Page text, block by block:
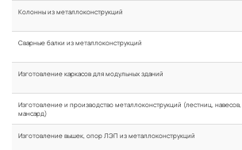
Колонны из металлоконструкций
Сварные балки из металлоконструкций
Изготовление каркасов для модульных зданий
Изготовление и производство металлоконструкций (лестниц, навесов,
мансард)
Изготовление вышек, опор ЛЭП из металлоконструкций